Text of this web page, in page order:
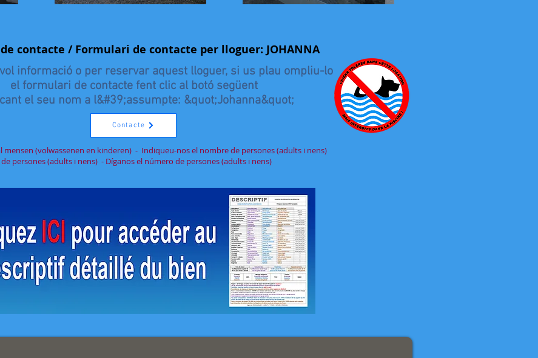
contacte / Formulari de contacte per lloguer: JOHANNA
informació o per reservar aquest lloguer, si us plau ompliu-lo
el formulari de contacte fent clic al botó següent
el seu nom a l&#39;assumpte: &quot;Johanna&quot;
Contacte
mensen (volwassenen en kinderen) - Indiqueu-nos el nombre de persones (adults i nens)
persones (adults i nens) - Díganos el número de persones (adults i nens)